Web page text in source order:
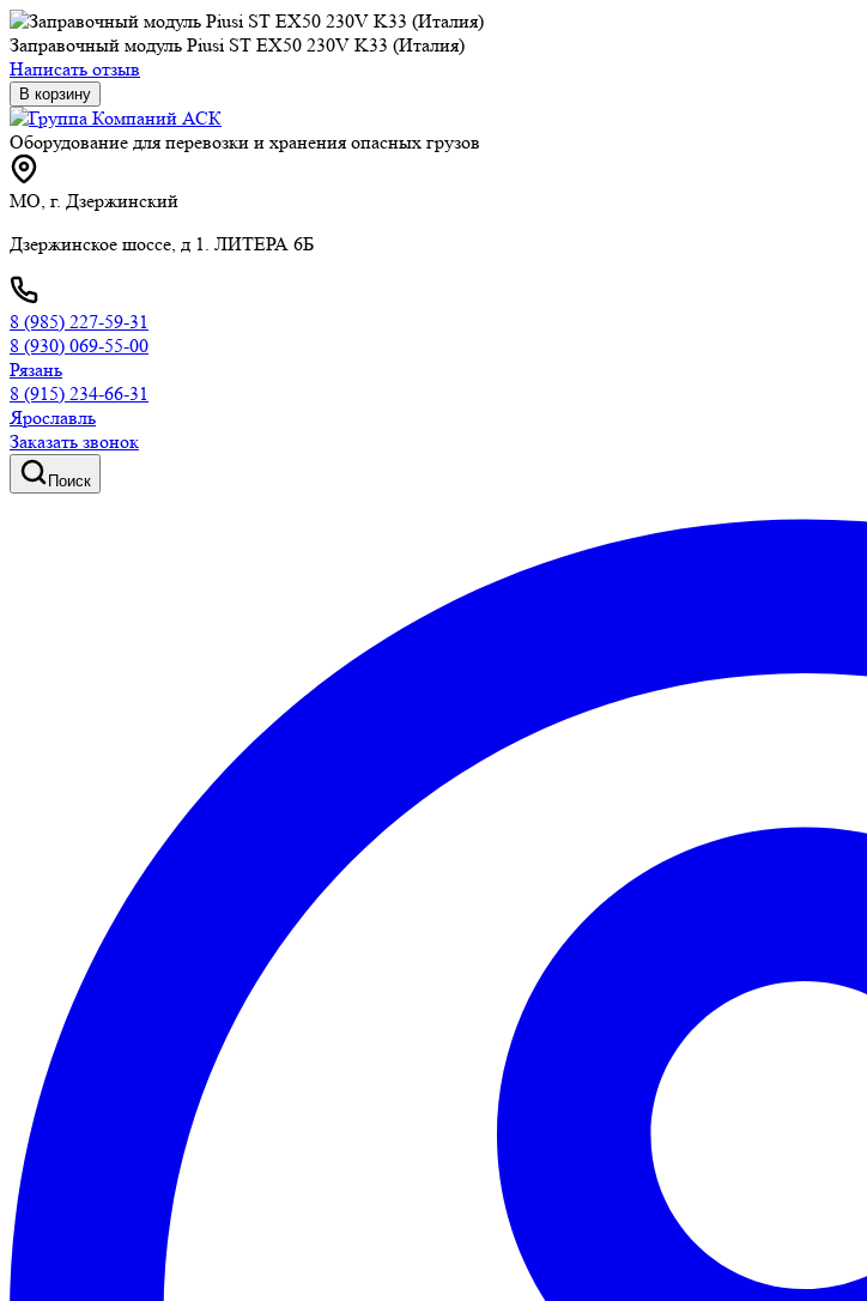
Заправочный модуль Piusi ST EX50 230V K33 (Италия)
Написать отзыв
В корзину
Оборудование для перевозки и хранения опасных грузов
МО, г. Дзержинский
Дзержинское шоссе, д 1. ЛИТЕРА 6Б
8 (985) 227-59-31
8 (930) 069-55-00
Рязань
8 (915) 234-66-31
Ярославль
Заказать звонок
Поиск